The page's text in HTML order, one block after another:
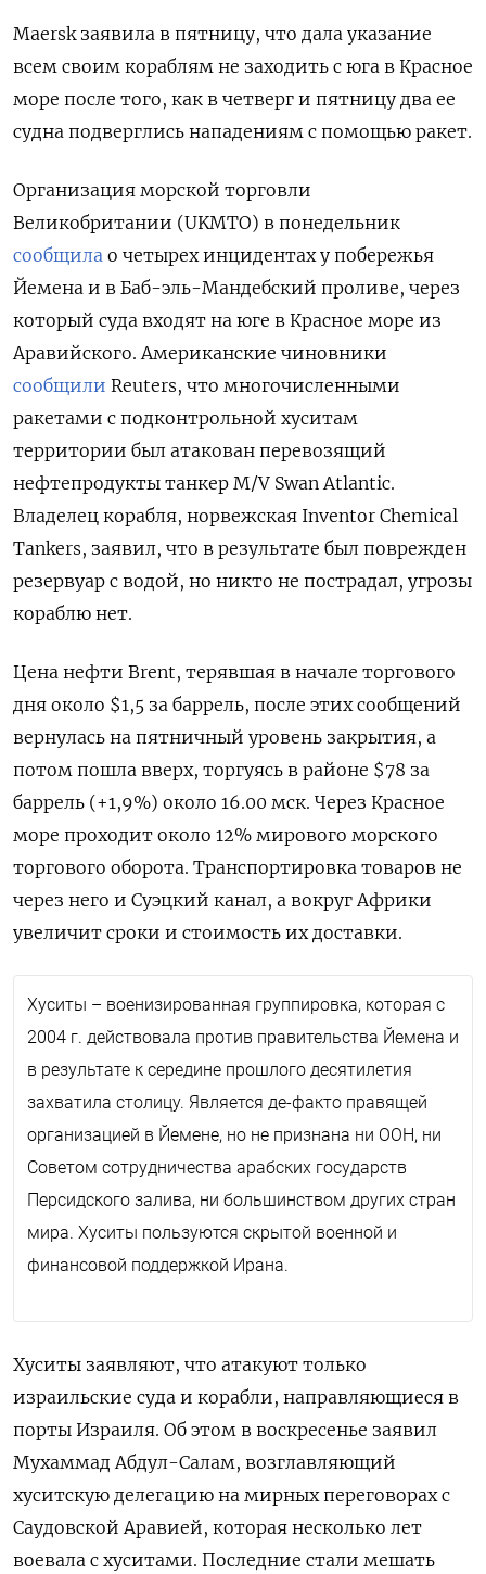
Maersk заявила в пятницу, что дала указание
всем своим кораблям не заходить с юга в Красное
море после того, как в четверг и пятницу два ее
судна подверглись нападениям с помощью ракет.
Организация морской торговли
Великобритании (UKMTO) в понедельник
сообщила о четырех инцидентах у побережья
Йемена и в Баб-эль-Мандебский проливе, через
который суда входят на юге в Красное море из
Аравийского. Американские чиновники
сообщили Reuters, что многочисленными
ракетами с подконтрольной хуситам
территории был атакован перевозящий
нефтепродукты танкер M/V Swan Atlantic.
Владелец корабля, норвежская Inventor Chemical
Tankers, заявил, что в результате был поврежден
резервуар с водой, но никто не пострадал, угрозы
кораблю нет.
Цена нефти Brent, терявшая в начале торгового
дня около $1,5 за баррель, после этих сообщений
вернулась на пятничный уровень закрытия, а
потом пошла вверх, торгуясь в районе $78 за
баррель (+1,9%) около 16.00 мск. Через Красное
море проходит около 12% мирового морского
торгового оборота. Транспортировка товаров не
через него и Суэцкий канал, а вокруг Африки
увеличит сроки и стоимость их доставки.
Хуситы – военизированная группировка, которая с
2004 г. действовала против правительства Йемена и
в результате к середине прошлого десятилетия
захватила столицу. Является де-факто правящей
организацией в Йемене, но не признана ни ООН, ни
Советом сотрудничества арабских государств
Персидского залива, ни большинством других стран
мира. Хуситы пользуются скрытой военной и
финансовой поддержкой Ирана.
Хуситы заявляют, что атакуют только
израильские суда и корабли, направляющиеся в
порты Израиля. Об этом в воскресенье заявил
Мухаммад Абдул-Салам, возглавляющий
хуситскую делегацию на мирных переговорах с
Саудовской Аравией, которая несколько лет
воевала с хуситами. Последние стали мешать